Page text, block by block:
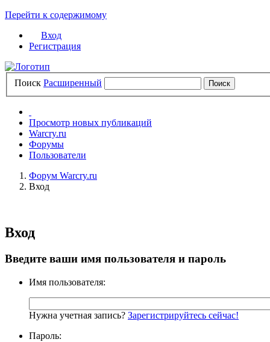
Перейти к содержимому
Вход
Регистрация
Поиск Расширенный
Просмотр новых публикаций
Warcry.ru
Форумы
Пользователи
Форум Warcry.ru
Вход
Вход
Введите ваши имя пользователя и пароль
Имя пользователя:
Нужна учетная запись? Зарегистрируйтесь сейчас!
Пароль: